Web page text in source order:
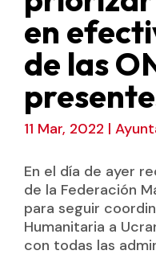
en
de las
11 Mar, 2022 |
En el día de ayer
de la Federación
para seguir
Humanitaria a
con todas las